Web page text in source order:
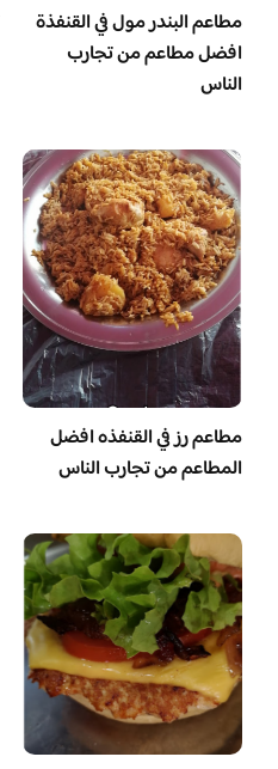
مطاعم البندر مول في القنفذة
افضل مطاعم من تجارب
الناس
مطاعم رز في القنفذه افضل
المطاعم من تجارب الناس